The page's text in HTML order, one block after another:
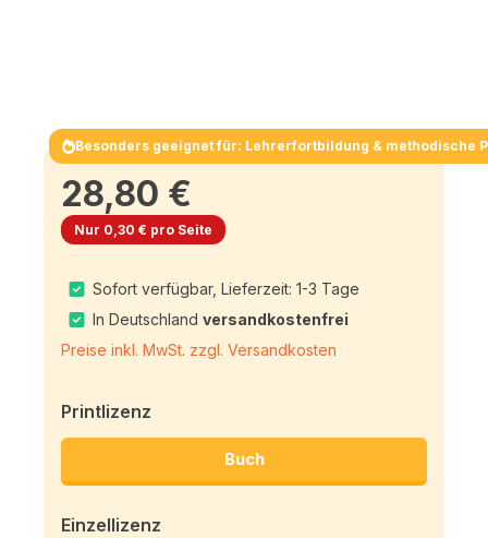
Besonders geeignet für: Lehrerfortbildung & methodische
28,80 €
Nur 0,30 € pro Seite
Sofort verfügbar, Lieferzeit: 1-3 Tage
In Deutschlandversandkostenfrei
Preise inkl. MwSt. zzgl. Versandkosten
Printlizenz
Buch
Einzellizenz